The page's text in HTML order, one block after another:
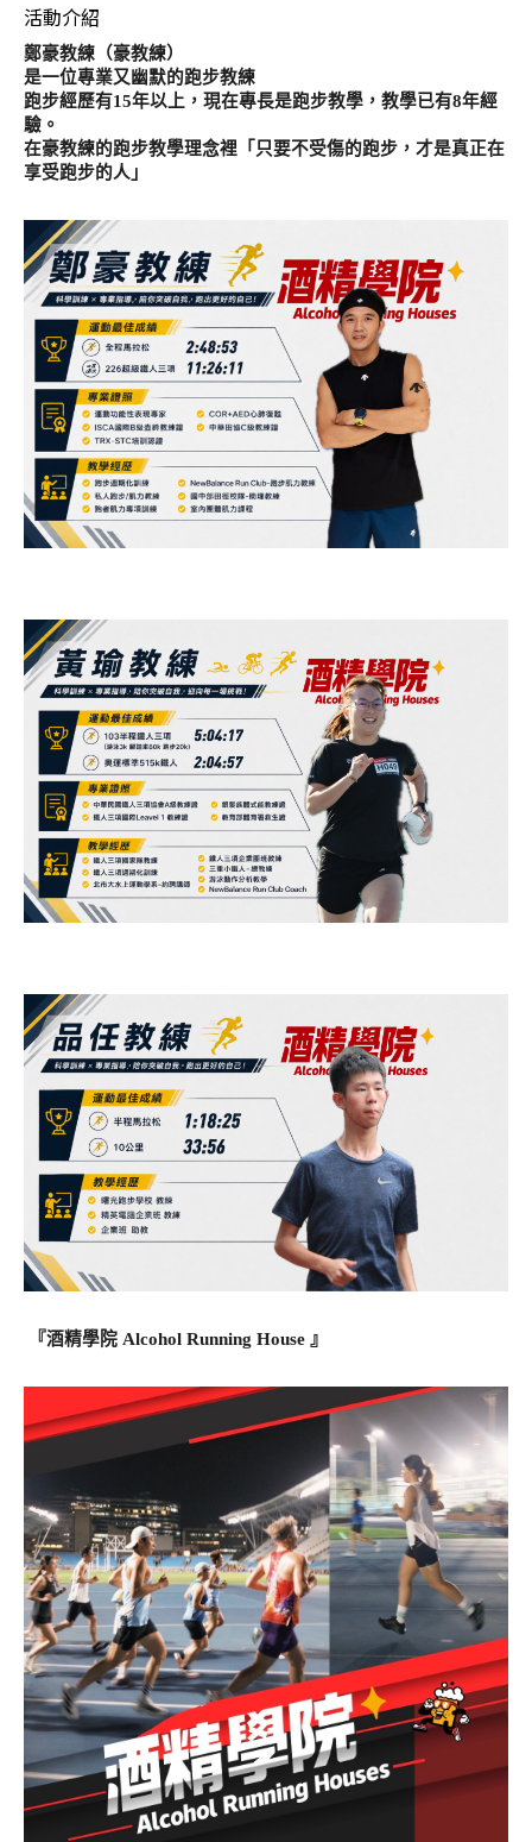
活動介紹
鄭豪教練（豪教練）
是一位專業又幽默的跑步教練
跑步經歷有15年以上，現在專長是跑步教學，教學已有8年經
驗。
在豪教練的跑步教學理念裡「只要不受傷的跑步，才是真正在
享受跑步的人」
『酒精學院 Alcohol Running House 』